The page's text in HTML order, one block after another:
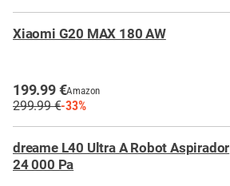
Xiaomi G20 MAX 180 AW
199.99 €Amazon
299.99 €-33%
dreame L40 Ultra A Robot Aspirador
24 000 Pa